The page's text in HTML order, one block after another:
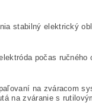
stabilný elektrický
počas
na zváracom
na zváranie s